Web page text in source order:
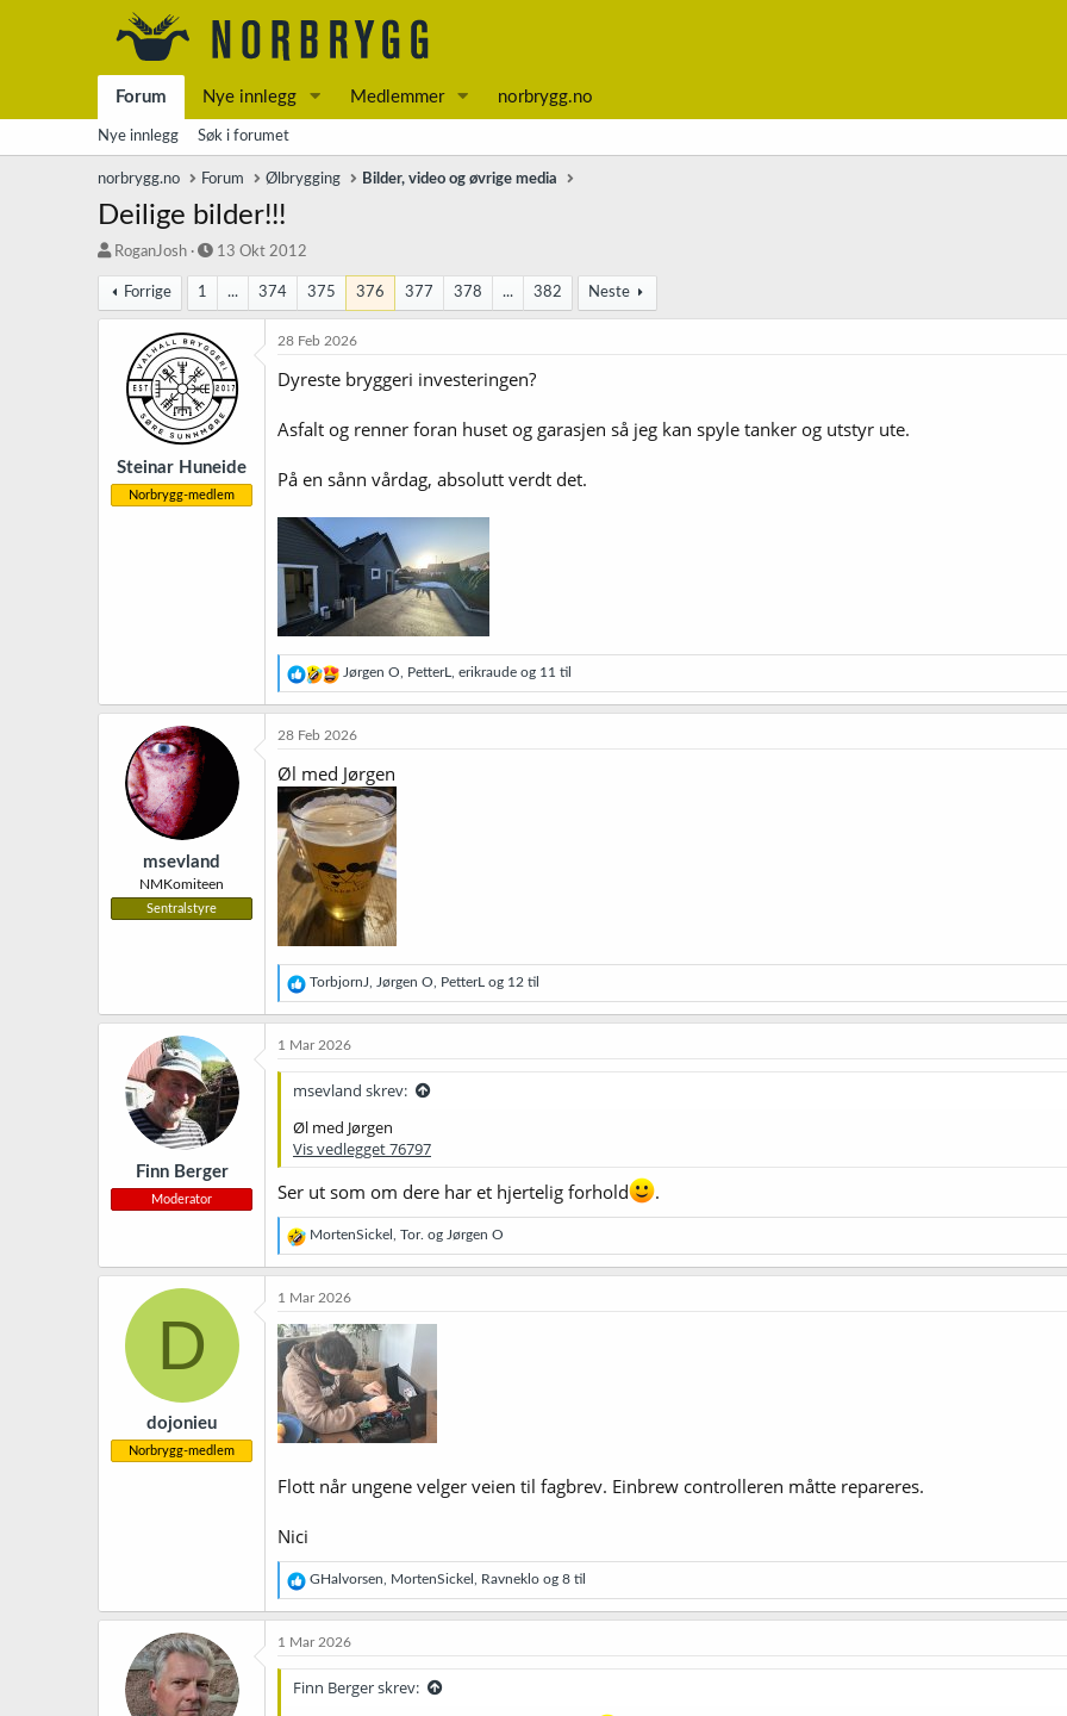
Forum Nye innlegg Medlemmer norbrygg.no
Nye innlegg Søk i forumet
norbrygg.no Forum Ølbrygging Bilder, video og øvrige media
Deilige bilder!!!
T
å
d
r
RoganJosh
S
r
d
a
t
o
13 Okt 2012
Forrige 1 ... 374 375 376 377 378 ... 382 Neste
Steinar Huneide
Norbrygg-medlem
28 Feb 2026
Dyreste bryggeri investeringen?
Asfalt og renner foran huset og garasjen så jeg kan spyle tanker og utstyr ute.
På en sånn vårdag, absolutt verdt det.
R
e
a
k
j
o
n
e
r
Jørgen O PetterL erikraude og 11 til
msevland
NMKomiteen
Sentralstyre
28 Feb 2026
Øl med Jørgen
R
e
a
j
o
e
r
TorbjornJ Jørgen O PetterL og 12 til
Finn Berger
Moderator
1 Mar 2026
msevland skrev:
Øl med Jørgen
Vis vedlegget 76797
Ser ut som om dere har et hjertelig forhold .
R
e
a
j
o
n
e
r
:
MortenSickel Tor. og Jørgen O
D
dojonieu
Norbrygg-medlem
1 Mar 2026
Flott når ungene velger veien til fagbrev. Einbrew controlleren måtte repareres.
Nici
R
e
a
j
o
GHalvorsen MortenSickel Ravneklo og 8 til
1 Mar 2026
Finn Berger skrev: